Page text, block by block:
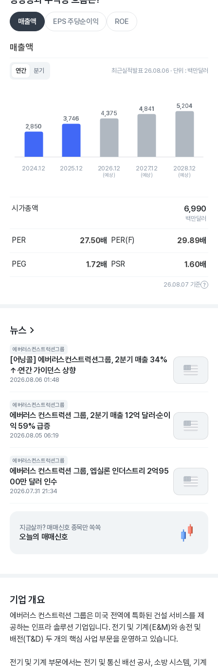
매출액 EPS 주당순이익 ROE
매출액
연간 분기 최근실적발표 26.08.06 · 단위 : 백만달러
The chart has 1 X axis displaying categories.
The chart has 1 Y axis displaying values. Data ranges from
2,850
2,850
3,746
3,746
4,375
4,375
4,841
4,841 5,204
5,204
2024.12 2025.12 2026.12
(예상)
2027.12
(예상)
2028.12
(예상)
시가총액 6,990
백만달러
PER 27.50배 PER(F) 29.89배
PEG 1.72배 PSR 1.60배
26.08.07 기준
뉴스
에버러스컨스트럭션그룹
[어닝콜] 에버러스컨스트럭션그룹, 2분기 매출 34%
↑·연간 가이던스 상향
2026.08.06 01:48
에버러스컨스트럭션그룹
에버러스 컨스트럭션 그룹, 2분기 매출 12억 달러·순이
익 59% 급증
2026.08.05 06:19
에버러스컨스트럭션그룹
에버러스 컨스트럭션 그룹, 엡실론 인더스트리 2억95
00만 달러 인수
2026.07.31 21:34
지금살까? 매매신호 종목만 쏙쏙
오늘의 매매신호
기업 개요
에버러스 컨스트럭션 그룹은 미국 전역에 특화된 건설 서비스를 제
공하는 인프라 솔루션 기업입니다. 전기 및 기계(E&M)와 송전 및
배전(T&D) 두 개의 핵심 사업 부문을 운영하고 있습니다.
전기 및 기계 부문에서는 전기 및 통신 배선 공사, 소방 시스템, 기계